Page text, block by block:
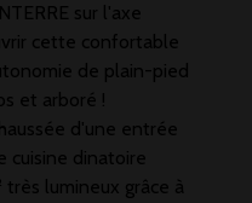
sur l'axe
cette confortable
de plain-pied
et arboré !
d'une entrée
cuisine dinatoire
très lumineux grâce à